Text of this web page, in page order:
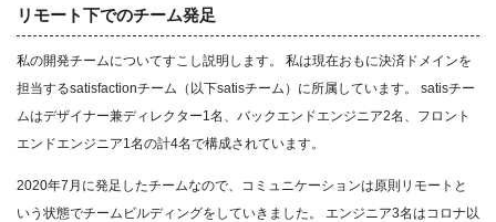
リモート下でのチーム発足
私の開発チームについてすこし説明します。 私は現在おもに決済ドメインを
担当するsatisfactionチーム（以下satisチーム）に所属しています。 satisチー
ムはデザイナー兼ディレクター1名、バックエンドエンジニア2名、フロント
エンドエンジニア1名の計4名で構成されています。
2020年7月に発足したチームなので、コミュニケーションは原則リモートと
いう状態でチームビルディングをしていきました。 エンジニア3名はコロナ以